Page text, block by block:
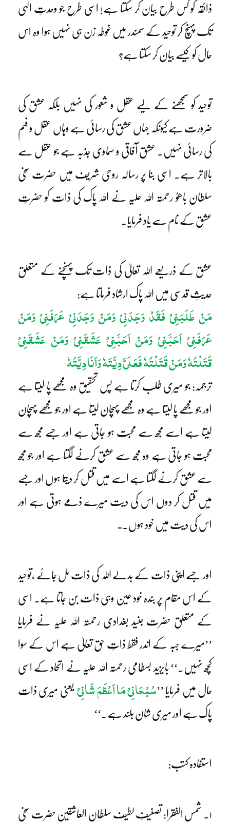
ذائقہ کو کس طرح بیان کر سکتا ہے! اسی طرح جو وحدتِ الٰہی
تک پہنچ کر توحید کے سمندر میں غوطہ زن ہی نہیں ہوا وہ اس
حال کو کیسے بیان کر سکتا ہے؟
توحید کو سمجھنے کے لیے عقل و شعور کی نہیں بلکہ عشق کی
ضرورت ہے کیونکہ جہاں عشق کی رسائی ہے وہاں عقل و فہم
کی رسائی نہیں۔ عشق آفاقی و سماوی جذبہ ہے جو عقل سے
بالاتر ہے۔ اسی بنا پر رسالہ روحی شریف میں حضرت سخی
سلطان باھوُ رحمتہ اللہ علیہ نے اللہ پاک کی ذات کو حضرتِ
عشق کے نام سے یاد فرمایا۔
عشق کے ذریعے اللہ تعالیٰ کی ذات تک پہنچنے کے متعلق
حدیثِ قدسی میں اللہ پاک ارشاد فرماتا ہے:
مَنْ طَلَبَنِیْ فَقَدْ وَجَدَنِیْ وَمَنْ وَجَدَنِیْ عَرَفَنِیْ وَمَنْ
عَرَفَنِیْ اَحَبَّنِیْ وَمَنْ اَحَبَّنِیْ عَشَقَنِیْ وَمَنْ عَشَقَنِیْ
قَتَلْتُہٗ وَمَنْ قَتَلْتُہٗ فَعَلَیَّ دِیَّتَہٗ وَاَنَا دِیَّتُہٗ
ترجمہ: جو میری طلب کرتا ہے پس تحقیق وہ مجھے پا لیتا ہے
اور جو مجھے پا لیتا ہے وہ مجھے پہچان لیتا ہے اور جو مجھے پہچان
لیتا ہے اسے مجھ سے محبت ہو جاتی ہے اور جسے مجھ سے
محبت ہو جاتی ہے وہ مجھ سے عشق کرنے لگتا ہے اور جو مجھ
سے عشق کرنے لگتا ہے اسے میں قتل کر دیتا ہوں اور جسے
میں قتل کر دوں اس کی دیت میرے ذمے ہوتی ہے اور
اس کی دیت میں خود ہوں۔ ـ
اور جسے اپنی ذات کے بدلے اللہ کی ذات مل جائے ،توحید
کے اس مقام پر بندہ خود عین وہی ذات بن جاتا ہے۔ اسی
کے متعلق حضرت جنید بغدادی رحمتہ اللہ علیہ نے فرمایا
’’میرے جبہ کے اندر فقط ذاتِ حق تعالیٰ ہے اس کے سوا
کچھ نہیں۔‘‘ بایزید بسطامی رحمتہ اللہ علیہ نے اتحاد کے اسی
حال میں فرمایا ’’سُبْحَانِیْ مَا اَعْظَمَ شَانِیْ یعنی میری ذات
پاک ہے اور میری شان بلند ہے۔‘‘
استفادہ کتب:
۱۔ شمس الفقرا: تصنیفِ لطیف سلطان العاشقین حضرت سخی